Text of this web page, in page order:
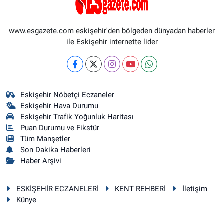
www.esgazete.com eskişehir'den bölgeden dünyadan haberler
ile Eskişehir internette lider
Eskişehir Nöbetçi Eczaneler
Eskişehir Hava Durumu
Eskişehir Trafik Yoğunluk Haritası
Puan Durumu ve Fikstür
Tüm Manşetler
Son Dakika Haberleri
Haber Arşivi
ESKİŞEHİR ECZANELERİ KENT REHBERİ
İletişim
Künye